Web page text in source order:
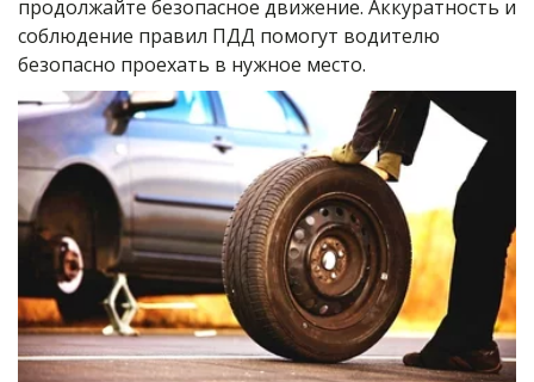
продолжайте безопасное движение. Аккуратность и
соблюдение правил ПДД помогут водителю
безопасно проехать в нужное место.